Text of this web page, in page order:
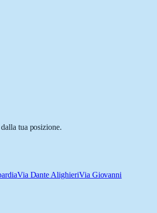
tua posizione.
Via Dante AlighieriVia Giovanni